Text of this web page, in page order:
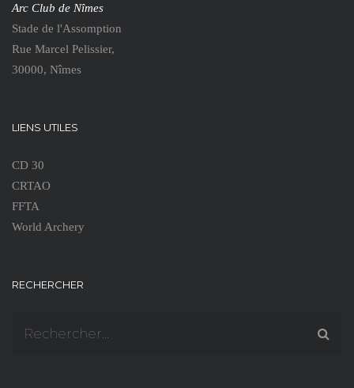
Arc Club de Nîmes
Stade de l'Assomption
Rue Marcel Pelissier,
30000, Nîmes
LIENS UTILES
CD 30
CRTAO
FFTA
World Archery
RECHERCHER